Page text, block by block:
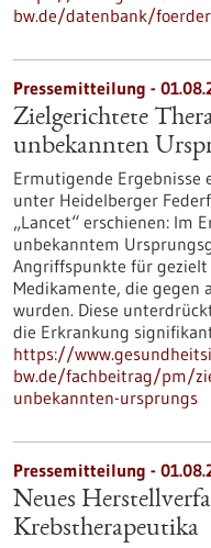
bw.de/datenbank/
Pressemitteilung -
Zielgerichtete
unbekannten
Ermutigende Ergebnisse
unter Heidelberger
„Lancet“ erschienen: Im
unbekanntem
Angriffspunkte für
Medikamente, die gegen
wurden. Diese
die Erkrankung
https://
bw.de/fachbeitrag/pm/
unbekannten-ursprungs
Pressemitteilung -
Neues
Krebstherapeutika